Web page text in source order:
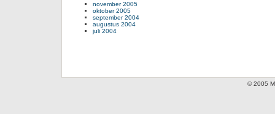
november 2005
oktober 2005
september 2004
augustus 2004
juli 2004
© 2005